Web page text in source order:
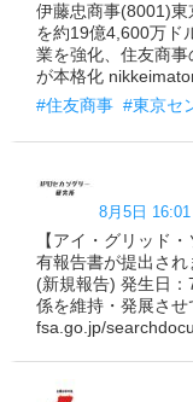
伊藤忠商事(8001)東
を約19億4,600万ド
業を強化、住友商
が本格化
#住友商事 #東京セ
8月5日 16:01
【アイ・グリッド
有報告書が提出さ
(新規報告) 発生日
係を維持・発展さ
fsa.go.jp/